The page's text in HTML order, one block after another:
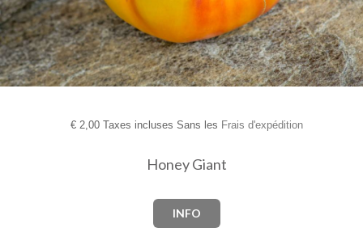
€2,00 Taxes incluses Sans les Frais d'expédition
Honey Giant
INFO